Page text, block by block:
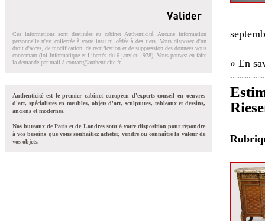
Ces informations sont destinées au cabinet Authenticité. Aucune information
personnelle n'est collectée à votre insu ni cédée à des tiers. Vous disposez d'un
droit d'accés, de modification, de rectification et de suppression des données vous
concernant (loi Informatique et Libertés du 6 janvier 1978). Vous pouvez en faire
la demande par mail à contact@authenticite.fr.
Authenticité est le premier cabinet européen d'experts conseil en oeuvres
d'art, spécialistes en meubles, objets d'art, sculptures, tableaux et dessins,
anciens et modernes.
Nos bureaux de Paris et de Londres sont à votre disposition pour répondre
à vos besoins que vous souhaitiez acheter, vendre ou connaître la valeur de
vos objets.
» En